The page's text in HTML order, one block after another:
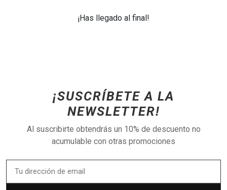
¡Has llegado al final!
¡SUSCRÍBETE A LA
NEWSLETTER!
Al suscribirte obtendrás un 10% de descuento no
acumulable con otras promociones